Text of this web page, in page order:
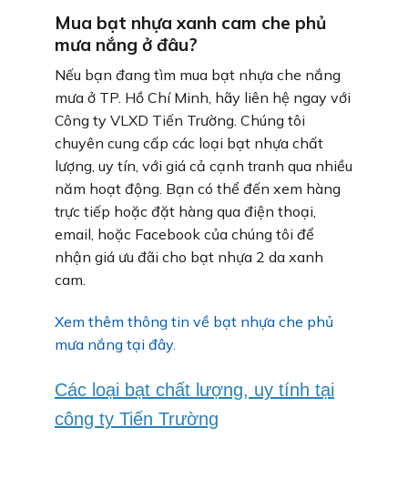
Mua bạt nhựa xanh cam che phủ
mưa nắng ở đâu?
Nếu bạn đang tìm mua bạt nhựa che nắng
mưa ở TP. Hồ Chí Minh, hãy liên hệ ngay với
Công ty VLXD Tiến Trường. Chúng tôi
chuyên cung cấp các loại bạt nhựa chất
lượng, uy tín, với giá cả cạnh tranh qua nhiều
năm hoạt động. Bạn có thể đến xem hàng
trực tiếp hoặc đặt hàng qua điện thoại,
email, hoặc Facebook của chúng tôi để
nhận giá ưu đãi cho bạt nhựa 2 da xanh
cam.
Xem thêm thông tin về bạt nhựa che phủ
mưa nắng tại đây.
Các loại bạt chất lượng, uy tính tại
công ty Tiến Trường